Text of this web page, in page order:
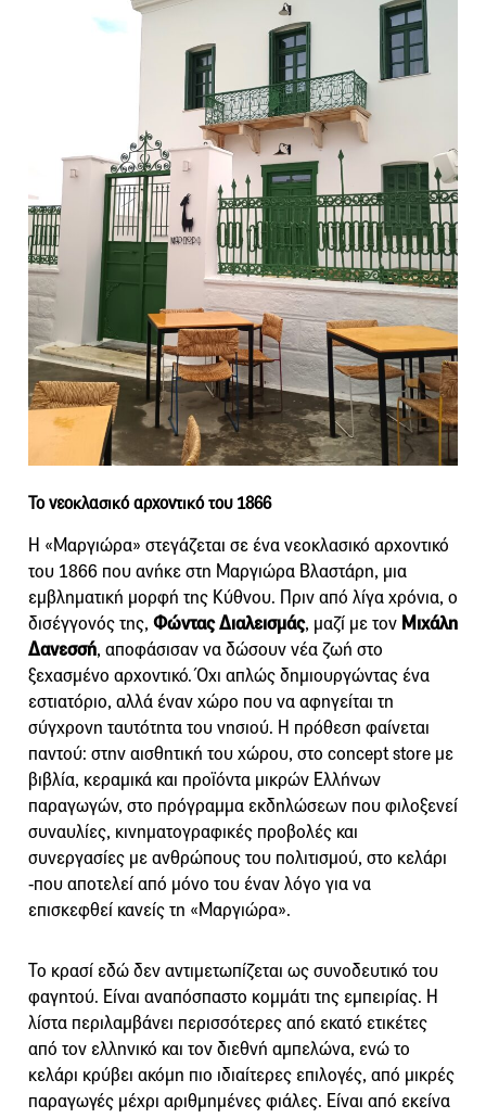
Το νεοκλασικό αρχοντικό του 1866
Η «Μαργιώρα» στεγάζεται σε ένα νεοκλασικό αρχοντικό
του 1866 που ανήκε στη Μαργιώρα Βλαστάρη, μια
εμβληματική μορφή της Κύθνου. Πριν από λίγα χρόνια, ο
δισέγγονός της, Φώντας Διαλεισμάς, μαζί με τον Μιχάλη
Δανεσσή, αποφάσισαν να δώσουν νέα ζωή στο
ξεχασμένο αρχοντικό. Όχι απλώς δημιουργώντας ένα
εστιατόριο, αλλά έναν χώρο που να αφηγείται τη
σύγχρονη ταυτότητα του νησιού. Η πρόθεση φαίνεται
παντού: στην αισθητική του χώρου, στο concept store με
βιβλία, κεραμικά και προϊόντα μικρών Ελλήνων
παραγωγών, στο πρόγραμμα εκδηλώσεων που φιλοξενεί
συναυλίες, κινηματογραφικές προβολές και
συνεργασίες με ανθρώπους του πολιτισμού, στο κελάρι
-που αποτελεί από μόνο του έναν λόγο για να
επισκεφθεί κανείς τη «Μαργιώρα».
Το κρασί εδώ δεν αντιμετωπίζεται ως συνοδευτικό του
φαγητού. Είναι αναπόσπαστο κομμάτι της εμπειρίας. Η
λίστα περιλαμβάνει περισσότερες από εκατό ετικέτες
από τον ελληνικό και τον διεθνή αμπελώνα, ενώ το
κελάρι κρύβει ακόμη πιο ιδιαίτερες επιλογές, από μικρές
παραγωγές μέχρι αριθμημένες φιάλες. Είναι από εκείνα